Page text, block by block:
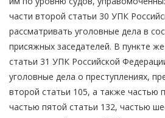
части второй статьи 30 УПК
рассматривать уголовные дела в
присяжных заседателей. В пункте
статьи 31 УПК Российской
уголовные дела о преступлениях,
второй статьи 105, а также частью
частью пятой статьи 132, частью